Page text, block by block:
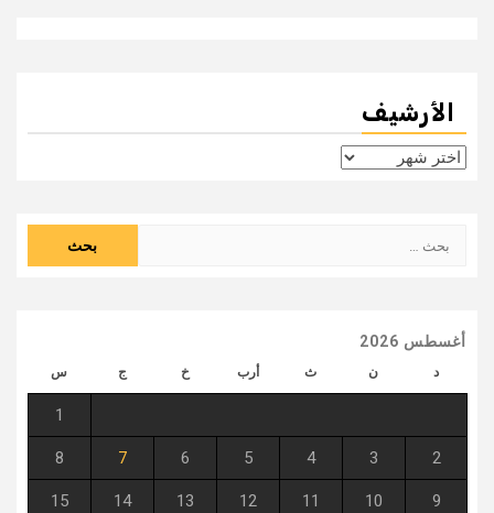
الأرشيف
الأرشيف
عن:
أغسطس 2026
د ن ث أرب خ ج س
1
2
3
4
5
6
7
8
9
10
11
12
13
14
15